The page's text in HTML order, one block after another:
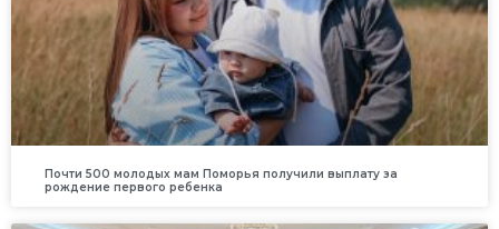
Почти 500 молодых мам Поморья получили выплату за
рождение первого ребенка